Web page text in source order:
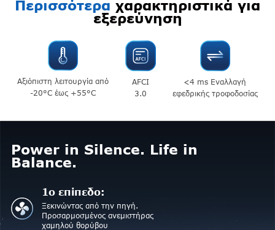
Περισσότερα χαρακτηριστικά για
εξερεύνηση
Αξιόπιστη λειτουργία από
-20°C έως +55°C
AFCI
3.0
<4 ms Εναλλαγή
εφεδρικής τροφοδοσίας
Power in Silence. Life in
Balance.
1ο επίπεδο:
Ξεκινώντας από την πηγή.
Προσαρμοσμένος ανεμιστήρας
χαμηλού θορύβου